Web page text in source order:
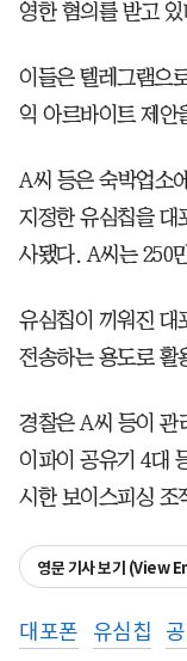
영한 혐의를 받고 있
이들은 텔레그램으
익 아르바이트 제안
A씨 등은 숙박업소
지정한 유심칩을 대
사됐다. A씨는 250
유심칩이 끼워진 대
전송하는 용도로 활
경찰은 A씨 등이 관
이파이 공유기 4대
시한 보이스피싱 조
영문 기사 보기 (View
대포폰 유심칩